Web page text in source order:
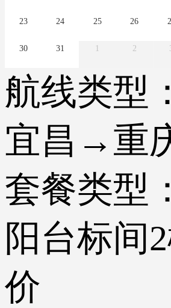
23 24 25 26
30 31 1 2
航线类型：
宜昌→重
套餐类型：
阳台标间
价